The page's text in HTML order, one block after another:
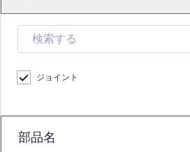
ジョイント
部品名